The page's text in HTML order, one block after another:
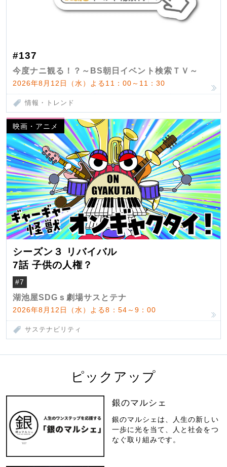
#137
今度ナニ観る！？～BS朝日イベント検索ＴＶ～
2026年8月12日（水）よる11：00～11：30
情報・トレンド
映画・アニメ
シーズン３ リバイバル
7話 子供の人権？
#7
湖池屋SDGｓ劇場サスとテナ
2026年8月12日（水）よる8：54～9：00
サステナビリティ
ピックアップ
銀のマルシェ
銀のマルシェは、人生の新しい
一歩に光を当て、人と社会をつ
なぐ取り組みです。